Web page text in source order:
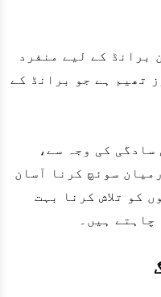
برانڈ کے لیے منفرد
تھیم ہے جو برانڈ کے
کی وجہ سے،
سوئچ کرنا آسان
کو تلاش کرنا بہت
چاہتے ہیں۔